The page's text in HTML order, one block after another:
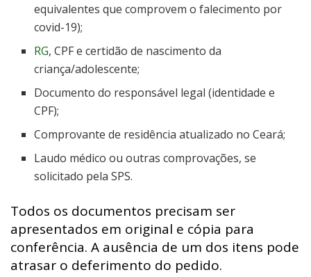
equivalentes que comprovem o falecimento por
covid-19);
RG, CPF e certidão de nascimento da
criança/adolescente;
Documento do responsável legal (identidade e
CPF);
Comprovante de residência atualizado no Ceará;
Laudo médico ou outras comprovações, se
solicitado pela SPS.
Todos os documentos precisam ser
apresentados em original e cópia para
conferência. A ausência de um dos itens pode
atrasar o deferimento do pedido.